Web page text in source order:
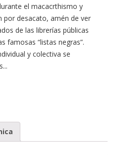
el macacrthismo y
por desacato, amén de ver
de las librerías públicas
famosas “listas negras”.
y colectiva se